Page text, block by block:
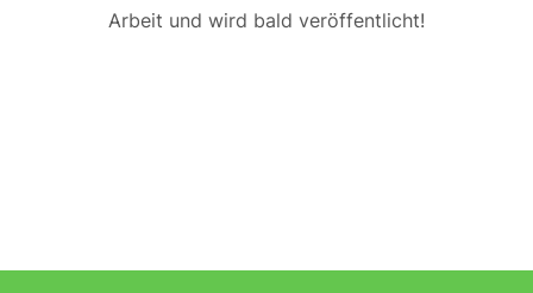
Arbeit und wird bald veröffentlicht!